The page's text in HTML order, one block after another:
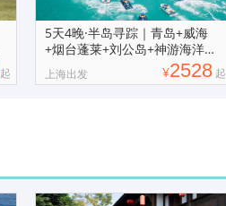
起
5天4晚·半岛寻踪｜青岛+威海
+烟台蓬莱+刘公岛+神游海洋世
界+八仙渡
上海出发 ¥2528 起